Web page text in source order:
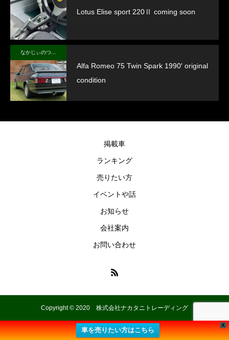
Lotus Elise sport 220Ⅱ coming soon
Alfa Romeo 75 Twin Spark 1990′ original
condition
掲載車
ランキング
売りたい方
イベントや話
お知らせ
会社案内
お問い合わせ
Copyright © 2020 株式会社ナカタニトレーディング
X
車を売りたい方はこちら